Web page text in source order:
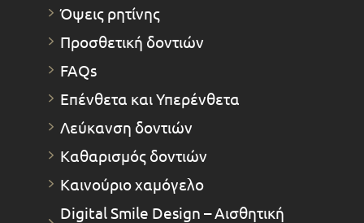
Όψεις ρητίνης
Προσθετική δοντιών
FAQs
Επένθετα και Υπερένθετα
Λεύκανση δοντιών
Καθαρισμός δοντιών
Καινούριο χαμόγελο
Digital Smile Design – Αισθητική